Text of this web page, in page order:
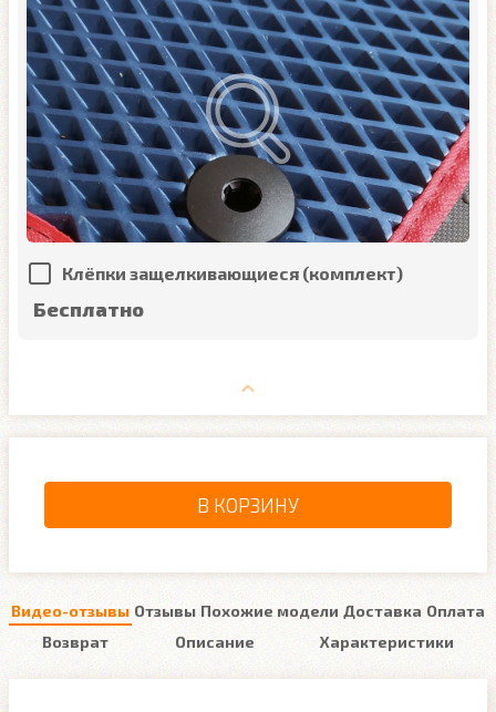
Клёпки защелкивающиеся (комплект)
Бесплатно
В КОРЗИНУ
Видео-отзывы Отзывы Похожие модели Доставка Оплата
Возврат
Описание Характеристики